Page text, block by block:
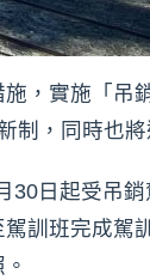
，實施「吊
，同時也
日起受吊
訓班完成駕